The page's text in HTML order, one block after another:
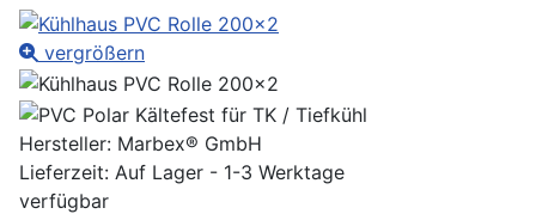
vergrößern
Hersteller: Marbex® GmbH
Lieferzeit: Auf Lager - 1-3 Werktage
verfügbar